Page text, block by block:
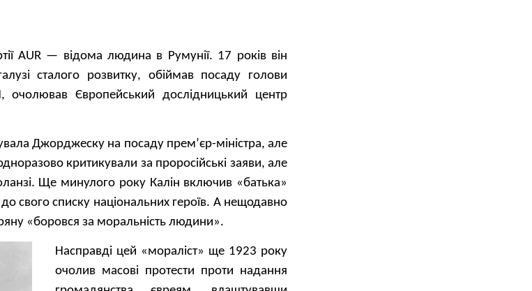
AUR — відома людина в Румунії. 17 років він
сталого розвитку, обіймав посаду голови
очолював Європейський дослідницький центр
Джорджеску на посаду прем’єр-міністра, але
критикували за проросійські заяви, але
Ще минулого року Калін включив «батька»
свого списку національних героїв. А нещодавно
«боровся за моральність людини».
Насправді цей «мораліст» ще 1923 року
очолив масові протести проти надання